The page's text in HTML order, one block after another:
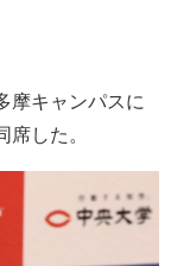
摩キャンパスに
した。